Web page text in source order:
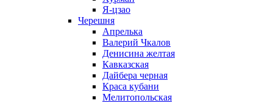
Я-цзао
Черешня
Апрелька
Валерий Чкалов
Денисина желтая
Кавказская
Дайбера черная
Краса кубани
Мелитопольская